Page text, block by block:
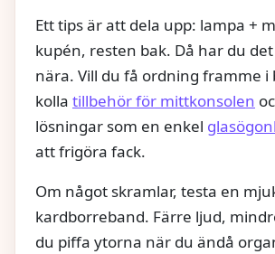
Ett tips är att dela upp: lampa +
kupén, resten bak. Då har du
nära. Vill du få ordning framme i
kolla tillbehör för mittkonsolen
lösningar som en enkel
att frigöra fack.
Om något skramlar, testa en
kardborreband. Färre ljud,
du piffa ytorna när du ändå